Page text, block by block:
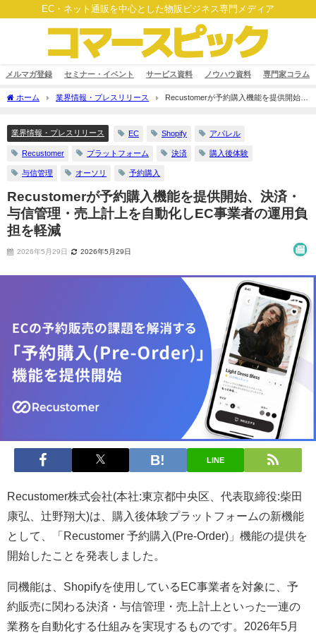
EC・ネット通販を中心とした物販ビジネス専門メディア
メルマガ登録 セミナー・イベント サービス資料 ノウハウ資料 専門家コラム
ホーム 業界情報・プレスリリース
Recustomerが予約購入機能を提供開始、
業界情報・プレスリリース EC Shopify アパレル
Recustomer プラットフォーム 決済 購入後体験
与信管理 オーソリ 予約購入
Recustomerが予約購入機能を提供開始、決済・
与信管理・売上計上を自動化しEC事業者の運用負
担を軽減
2026年5月29日 2026年5月29日
LINE
Recustomer株式会社(本社:東京都中央区、代表取締役:柴田
康弘、辻野翔大)は、購入後体験プラットフォームの新機能
として、「Recustomer 予約購入(Pre-Order)」機能の提供を
開始したことを発表しました。
同機能は、Shopifyを使用しているEC事業者を対象に、予
約販売に関わる決済・与信管理・売上計上といった一連の
業務を自動化する仕組みを実現するものです。2026年5月